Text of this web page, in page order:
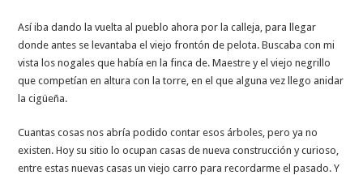
Así iba dando la vuelta al pueblo ahora por la calleja, para llegar
donde antes se levantaba el viejo frontón de pelota. Buscaba con mi
vista los nogales que había en la finca de. Maestre y el viejo negrillo
que competían en altura con la torre, en el que alguna vez llego anidar
la cigüeña.
Cuantas cosas nos abría podido contar esos árboles, pero ya no
existen. Hoy su sitio lo ocupan casas de nueva construcción y curioso,
entre estas nuevas casas un viejo carro para recordarme el pasado. Y